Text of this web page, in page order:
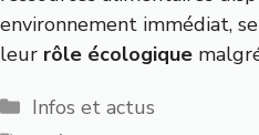
environnement immédiat,
leur rôle écologique
Catégories
Infos et actus